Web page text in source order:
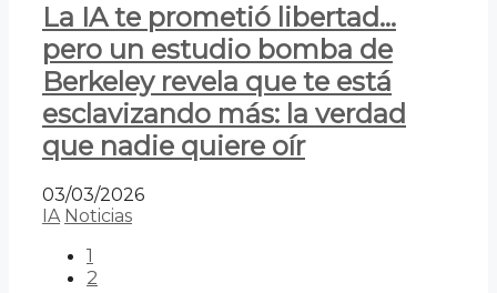
La IA te prometió libertad…
pero un estudio bomba de
Berkeley revela que te está
esclavizando más: la verdad
que nadie quiere oír
03/03/2026
IA Noticias
1
2